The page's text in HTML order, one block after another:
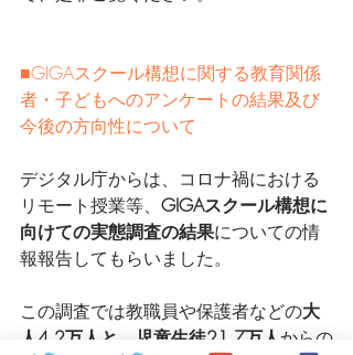
■GIGAスクール構想に関する教育関係
者・子どもへのアンケートの結果及び
今後の方向性について
デジタル庁からは、コロナ禍における
リモート授業等、 GIGAスクール構想に
向けての実態調査の結果についての情
報報告してもらいました。
この調査では教職員や保護者などの大
人4.2万人と、児童生徒21.7万人 からの